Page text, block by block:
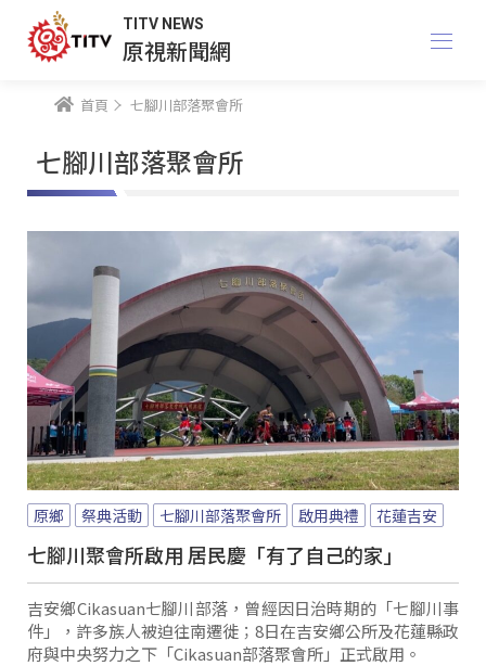
TITV NEWS
原視新聞網
首頁 七腳川部落聚會所
七腳川部落聚會所
原鄉 祭典活動 七腳川部落聚會所 啟用典禮 花蓮吉安
七腳川聚會所啟用 居民慶「有了自己的家」
吉安鄉Cikasuan七腳川部落，曾經因日治時期的「七腳川事
件」，許多族人被迫往南遷徙；8日在吉安鄉公所及花蓮縣政
府與中央努力之下「Cikasuan部落聚會所」正式啟用。